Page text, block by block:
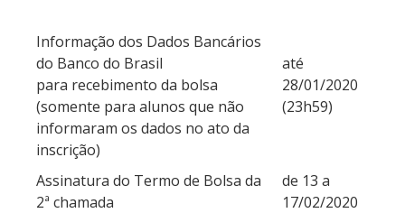
Informação dos Dados Bancários
do Banco do Brasil
para recebimento da bolsa
(somente para alunos que não
informaram os dados no ato da
inscrição)
até
28/01/2020
(23h59)
Assinatura do Termo de Bolsa da
2ª chamada
de 13 a
17/02/2020